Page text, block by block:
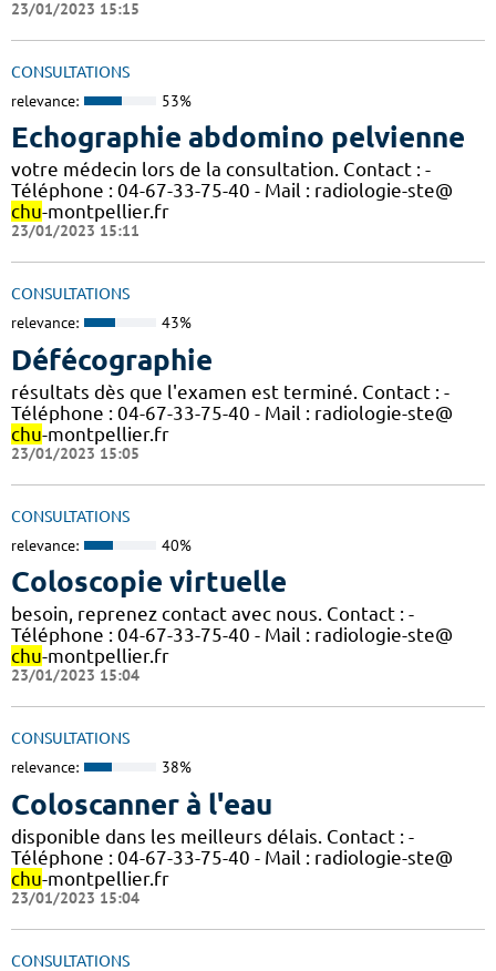
23/01/2023 15:15
CONSULTATIONS
relevance: 53%
Echographie abdomino pelvienne
votre médecin lors de la consultation. Contact : -
Téléphone : 04-67-33-75-40 - Mail : radiologie-ste@
chu-montpellier.fr
23/01/2023 15:11
CONSULTATIONS
relevance: 43%
Défécographie
résultats dès que l'examen est terminé. Contact : -
Téléphone : 04-67-33-75-40 - Mail : radiologie-ste@
chu-montpellier.fr
23/01/2023 15:05
CONSULTATIONS
relevance: 40%
Coloscopie virtuelle
besoin, reprenez contact avec nous. Contact : -
Téléphone : 04-67-33-75-40 - Mail : radiologie-ste@
chu-montpellier.fr
23/01/2023 15:04
CONSULTATIONS
relevance: 38%
Coloscanner à l'eau
disponible dans les meilleurs délais. Contact : -
Téléphone : 04-67-33-75-40 - Mail : radiologie-ste@
chu-montpellier.fr
23/01/2023 15:04
CONSULTATIONS